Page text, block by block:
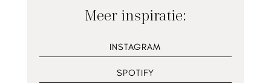
Meer inspiratie:
INSTAGRAM
SPOTIFY